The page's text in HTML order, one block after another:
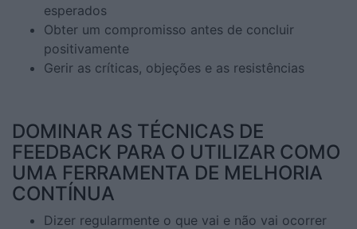
esperados
Obter um compromisso antes de concluir
positivamente
Gerir as críticas, objeções e as resistências
DOMINAR AS TÉCNICAS DE
FEEDBACK PARA O UTILIZAR COMO
UMA FERRAMENTA DE MELHORIA
CONTÍNUA
Dizer regularmente o que vai e não vai ocorrer